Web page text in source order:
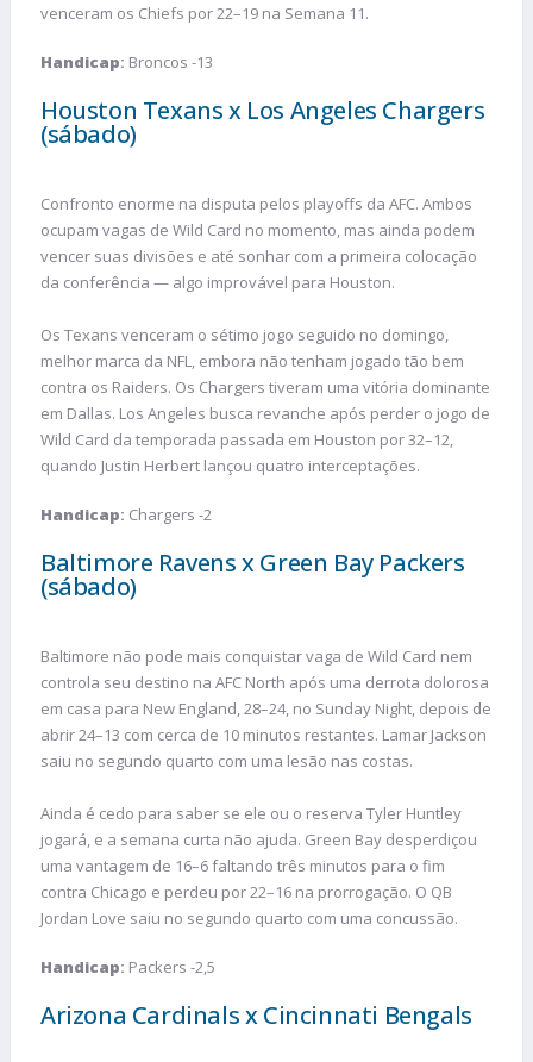
venceram os Chiefs por 22–19 na Semana 11.
Handicap: Broncos -13
Houston Texans x Los Angeles Chargers
(sábado)
Confronto enorme na disputa pelos playoffs da AFC. Ambos
ocupam vagas de Wild Card no momento, mas ainda podem
vencer suas divisões e até sonhar com a primeira colocação
da conferência — algo improvável para Houston.
Os Texans venceram o sétimo jogo seguido no domingo,
melhor marca da NFL, embora não tenham jogado tão bem
contra os Raiders. Os Chargers tiveram uma vitória dominante
em Dallas. Los Angeles busca revanche após perder o jogo de
Wild Card da temporada passada em Houston por 32–12,
quando Justin Herbert lançou quatro interceptações.
Handicap: Chargers -2
Baltimore Ravens x Green Bay Packers
(sábado)
Baltimore não pode mais conquistar vaga de Wild Card nem
controla seu destino na AFC North após uma derrota dolorosa
em casa para New England, 28–24, no Sunday Night, depois de
abrir 24–13 com cerca de 10 minutos restantes. Lamar Jackson
saiu no segundo quarto com uma lesão nas costas.
Ainda é cedo para saber se ele ou o reserva Tyler Huntley
jogará, e a semana curta não ajuda. Green Bay desperdiçou
uma vantagem de 16–6 faltando três minutos para o fim
contra Chicago e perdeu por 22–16 na prorrogação. O QB
Jordan Love saiu no segundo quarto com uma concussão.
Handicap: Packers -2,5
Arizona Cardinals x Cincinnati Bengals